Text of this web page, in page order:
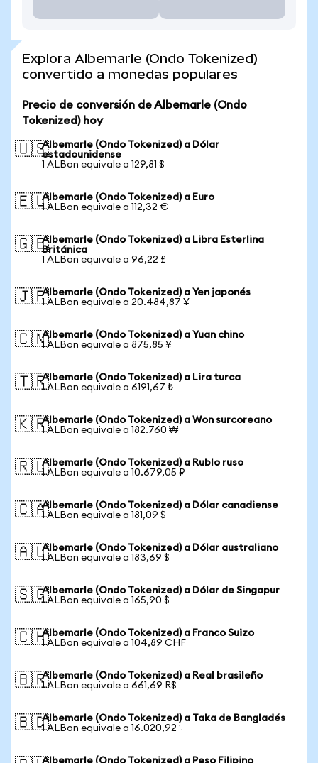
Explora Albemarle (Ondo Tokenized)
convertido a monedas populares
Precio de conversión de Albemarle (Ondo
Tokenized) hoy
🇺🇸Albemarle (Ondo Tokenized) a Dólar
estadounidense
1 ALBon equivale a 129,81 $
🇪🇺Albemarle (Ondo Tokenized) a Euro
1 ALBon equivale a 112,32 €
🇬🇧Albemarle (Ondo Tokenized) a Libra Esterlina
Británica
1 ALBon equivale a 96,22 £
🇯🇵Albemarle (Ondo Tokenized) a Yen japonés
1 ALBon equivale a 20.484,87 ¥
🇨🇳Albemarle (Ondo Tokenized) a Yuan chino
1 ALBon equivale a 875,85 ¥
🇹🇷Albemarle (Ondo Tokenized) a Lira turca
1 ALBon equivale a 6191,67 ₺
🇰🇷Albemarle (Ondo Tokenized) a Won surcoreano
1 ALBon equivale a 182.760 ₩
🇷🇺Albemarle (Ondo Tokenized) a Rublo ruso
1 ALBon equivale a 10.679,05 ₽
🇨🇦Albemarle (Ondo Tokenized) a Dólar canadiense
1 ALBon equivale a 181,09 $
🇦🇺Albemarle (Ondo Tokenized) a Dólar australiano
1 ALBon equivale a 183,69 $
🇸🇬Albemarle (Ondo Tokenized) a Dólar de Singapur
1 ALBon equivale a 165,90 $
🇨🇭Albemarle (Ondo Tokenized) a Franco Suizo
1 ALBon equivale a 104,89 CHF
🇧🇷Albemarle (Ondo Tokenized) a Real brasileño
1 ALBon equivale a 661,69 R$
🇧🇩Albemarle (Ondo Tokenized) a Taka de Bangladés
1 ALBon equivale a 16.020,92 ৳
Albemarle (Ondo Tokenized) a Peso Filipino